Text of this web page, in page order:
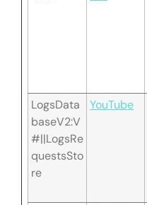
LogsData
baseV2:V
#||LogsRe
questsSto
re
YouTube